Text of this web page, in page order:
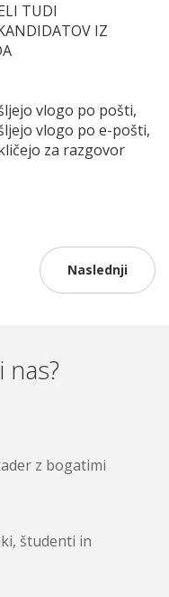
TUDI
IZ
vlogo po pošti,
vlogo po e-pošti,
za razgovor
Naslednji
nas?
z bogatimi
študenti in